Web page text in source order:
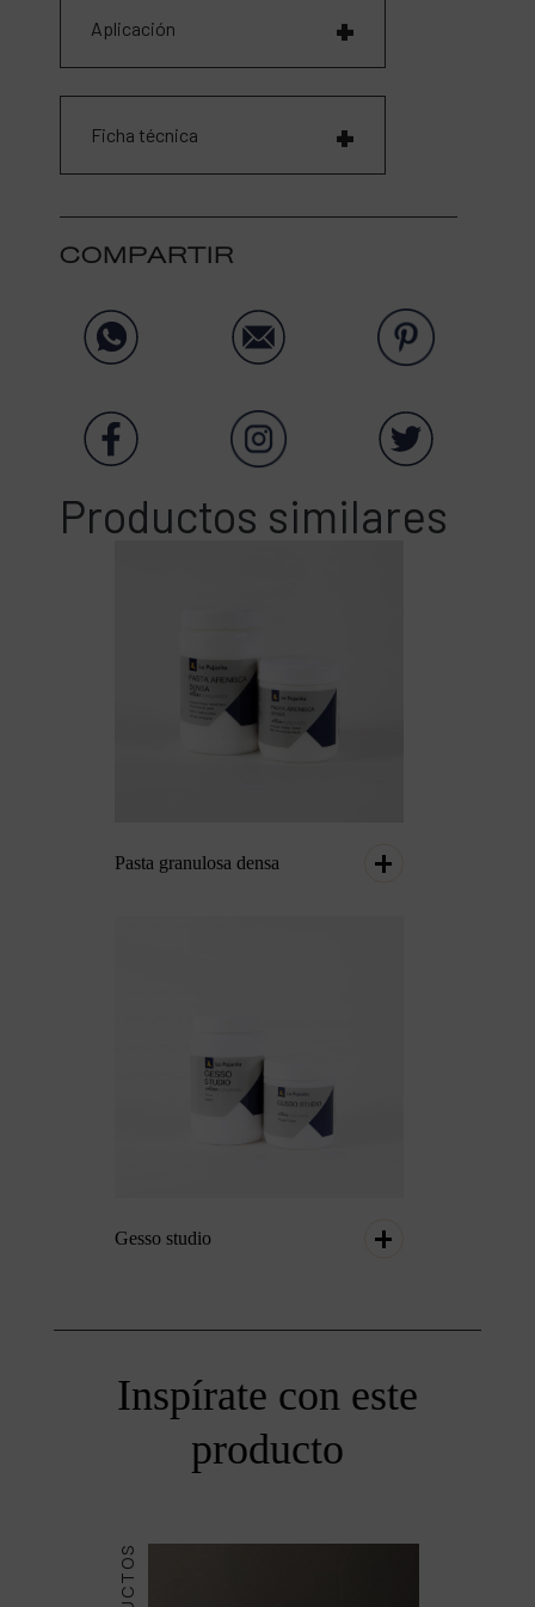
Aplicación
Ficha técnica
COMPARTIR
Productos similares
Pasta granulosa densa
Gesso studio
Inspírate con este
producto